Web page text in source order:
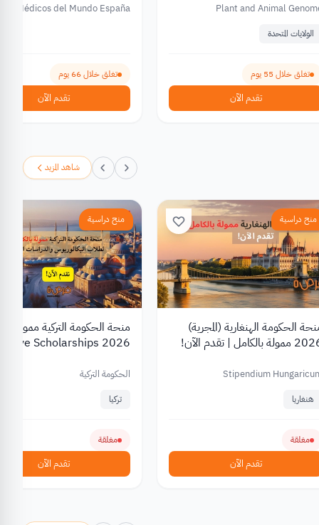
Plant and Animal
الولايات المتحدة
تغلق خلال 55 يوم
تقدم الآن
Médicos del Mundo España
تغلق خلال 66 يوم
تقدم الآن
شاهد المزيد
منح دراسية
الحكومة الهنغارية (المجرية)
بالكامل | تقدم الآن!
Stipendium
هنغاريا
مغلقة
تقدم الآن
منح دراسية
منحة الحكومة التركية ممولة
2026 Türkiye Scholarships
الحكومة التركية
تركيا
مغلقة
تقدم الآن